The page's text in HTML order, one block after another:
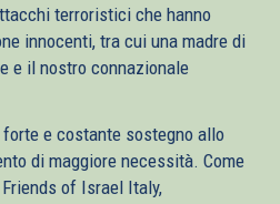
terroristici che hanno
innocenti, tra cui una madre di
e il nostro connazionale
e costante sostegno allo
di maggiore necessità. Come
of Israel Italy,